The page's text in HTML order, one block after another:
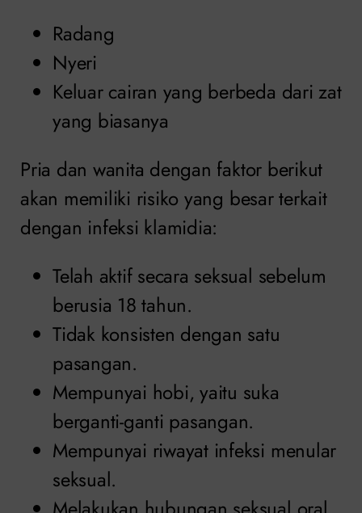
Radang
Nyeri
Keluar cairan yang berbeda dari zat
yang biasanya
Pria dan wanita dengan faktor berikut
akan memiliki risiko yang besar terkait
dengan infeksi klamidia:
Telah aktif secara seksual sebelum
berusia 18 tahun.
Tidak konsisten dengan satu
pasangan.
Mempunyai hobi, yaitu suka
berganti-ganti pasangan.
Mempunyai riwayat infeksi menular
seksual.